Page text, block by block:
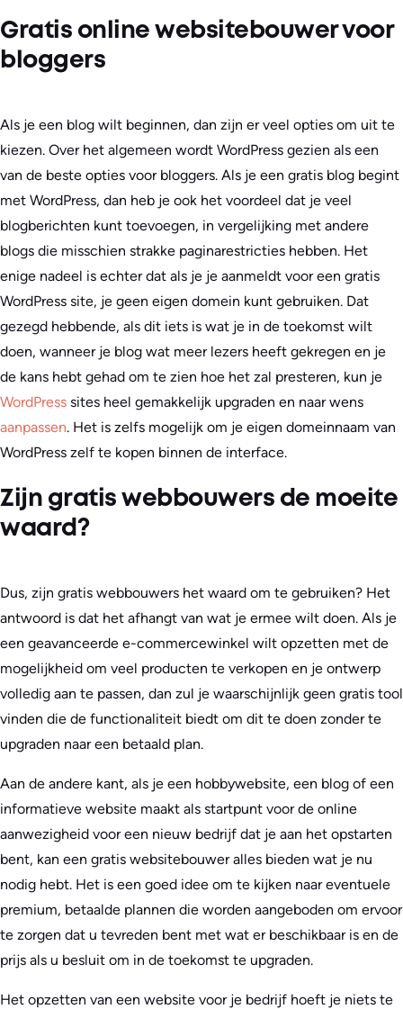
Gratis online websitebouwer voor
bloggers
Als je een blog wilt beginnen, dan zijn er veel opties om uit te
kiezen. Over het algemeen wordt WordPress gezien als een
van de beste opties voor bloggers. Als je een gratis blog begint
met WordPress, dan heb je ook het voordeel dat je veel
blogberichten kunt toevoegen, in vergelijking met andere
blogs die misschien strakke paginarestricties hebben. Het
enige nadeel is echter dat als je je aanmeldt voor een gratis
WordPress site, je geen eigen domein kunt gebruiken. Dat
gezegd hebbende, als dit iets is wat je in de toekomst wilt
doen, wanneer je blog wat meer lezers heeft gekregen en je
de kans hebt gehad om te zien hoe het zal presteren, kun je
WordPress sites heel gemakkelijk upgraden en naar wens
aanpassen. Het is zelfs mogelijk om je eigen domeinnaam van
WordPress zelf te kopen binnen de interface.
Zijn gratis webbouwers de moeite
waard?
Dus, zijn gratis webbouwers het waard om te gebruiken? Het
antwoord is dat het afhangt van wat je ermee wilt doen. Als je
een geavanceerde e-commercewinkel wilt opzetten met de
mogelijkheid om veel producten te verkopen en je ontwerp
volledig aan te passen, dan zul je waarschijnlijk geen gratis tool
vinden die de functionaliteit biedt om dit te doen zonder te
upgraden naar een betaald plan.
Aan de andere kant, als je een hobbywebsite, een blog of een
informatieve website maakt als startpunt voor de online
aanwezigheid voor een nieuw bedrijf dat je aan het opstarten
bent, kan een gratis websitebouwer alles bieden wat je nu
nodig hebt. Het is een goed idee om te kijken naar eventuele
premium, betaalde plannen die worden aangeboden om ervoor
te zorgen dat u tevreden bent met wat er beschikbaar is en de
prijs als u besluit om in de toekomst te upgraden.
Het opzetten van een website voor je bedrijf hoeft je niets te